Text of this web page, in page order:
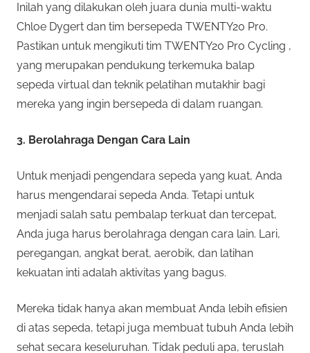
Inilah yang dilakukan oleh juara dunia multi-waktu
Chloe Dygert dan tim bersepeda TWENTY20 Pro.
Pastikan untuk mengikuti tim TWENTY20 Pro Cycling ,
yang merupakan pendukung terkemuka balap
sepeda virtual dan teknik pelatihan mutakhir bagi
mereka yang ingin bersepeda di dalam ruangan.
3. Berolahraga Dengan Cara Lain
Untuk menjadi pengendara sepeda yang kuat, Anda
harus mengendarai sepeda Anda. Tetapi untuk
menjadi salah satu pembalap terkuat dan tercepat,
Anda juga harus berolahraga dengan cara lain. Lari,
peregangan, angkat berat, aerobik, dan latihan
kekuatan inti adalah aktivitas yang bagus.
Mereka tidak hanya akan membuat Anda lebih efisien
di atas sepeda, tetapi juga membuat tubuh Anda lebih
sehat secara keseluruhan. Tidak peduli apa, teruslah